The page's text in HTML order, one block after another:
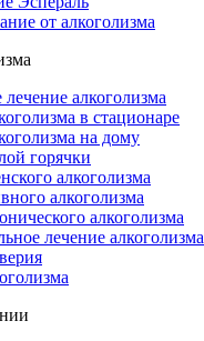
от алкоголизма
алкоголизма
в стационаре
на дому
горячки
алкоголизма
алкоголизма
алкоголизма
лечение алкоголизма